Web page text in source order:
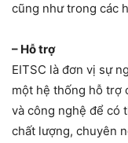
cũng như trong các
– Hỗ trợ
EITSC là đơn vị sự
một hệ thống hỗ trợ
và công nghệ để có
chất lượng, chuyên